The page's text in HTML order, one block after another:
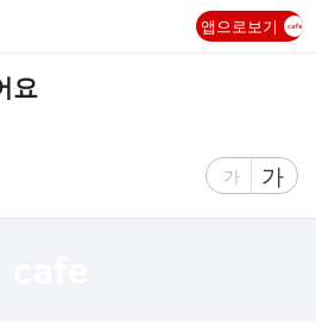
앱으로보기
요
글
가
글
자
가